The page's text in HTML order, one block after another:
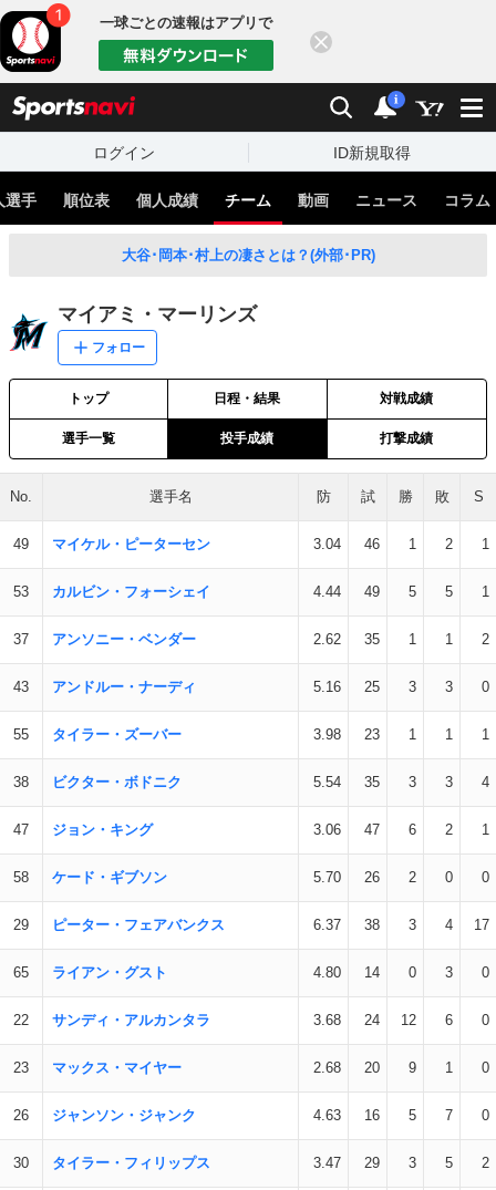
一球ごとの速報はアプリで
検索 通知
i
ログイン ID新規取得
選手 順位表 個人成績 チーム 動画 ニュース コラム
大谷･岡本･村上の凄さとは？(外部･PR)
マイアミ・マーリンズ
フォロー
トップ 日程・結果 対戦成績
選手一覧 投手成績 打撃成績
No. 選手名 防 試 勝 敗 S
49 マイケル・ピーターセン 3.04 46 1 2 1
53 カルビン・フォーシェイ 4.44 49 5 5 1
37 アンソニー・ベンダー 2.62 35 1 1 2
43 アンドルー・ナーディ 5.16 25 3 3 0
55 タイラー・ズーバー 3.98 23 1 1 1
38 ビクター・ボドニク 5.54 35 3 3 4
47 ジョン・キング 3.06 47 6 2 1
58 ケード・ギブソン 5.70 26 2 0 0
29 ピーター・フェアバンクス 6.37 38 3 4 17
65 ライアン・グスト 4.80 14 0 3 0
22 サンディ・アルカンタラ 3.68 24 12 6 0
23 マックス・マイヤー 2.68 20 9 1 0
26 ジャンソン・ジャンク 4.63 16 5 7 0
30 タイラー・フィリップス 3.47 29 3 5 2